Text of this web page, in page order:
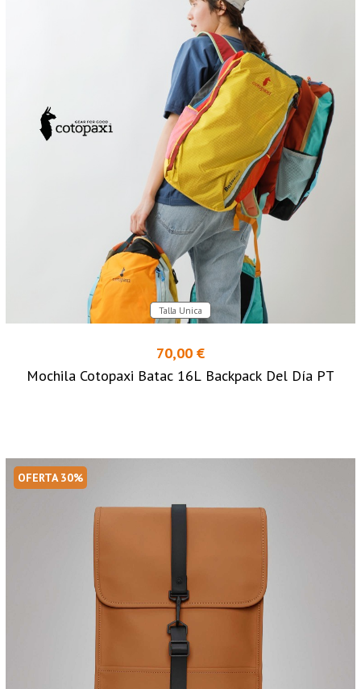
Talla Unica
70,00 €
Mochila Cotopaxi Batac 16L Backpack Del Día PT
OFERTA 30%